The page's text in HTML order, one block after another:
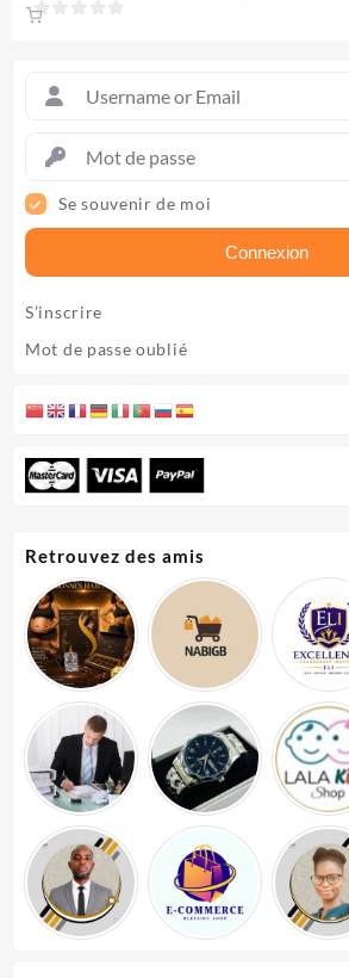
Se souvenir de moi
Connexion
S’inscrire
Mot de passe oublié
Retrouvez des amis